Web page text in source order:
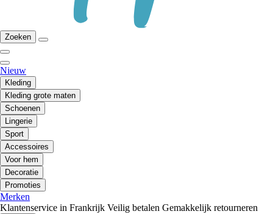
Zoeken
Nieuw
Kleding
Kleding grote maten
Schoenen
Lingerie
Sport
Accessoires
Voor hem
Decoratie
Promoties
Merken
Klantenservice in Frankrijk Veilig betalen Gemakkelijk retourneren